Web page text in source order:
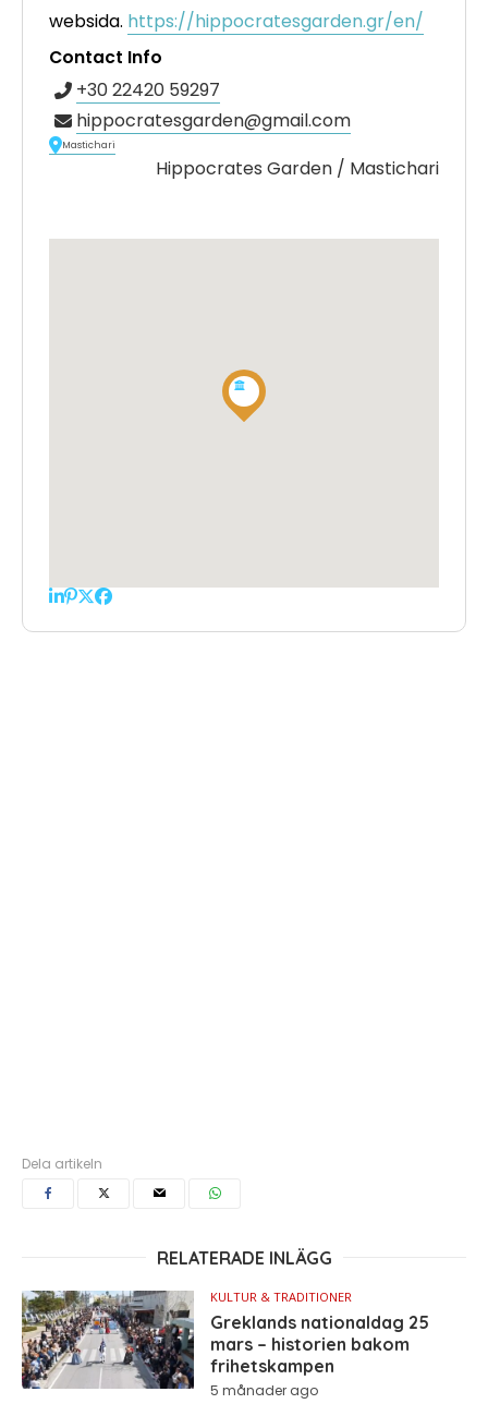
websida. https://hippocratesgarden.gr/en/
Contact Info
+30 22420 59297
hippocratesgarden@gmail.com
Mastichari
Hippocrates Garden / Mastichari
Dela artikeln
RELATERADE INLÄGG
KULTUR & TRADITIONER
Greklands nationaldag 25
mars – historien bakom
frihetskampen
5 månader ago